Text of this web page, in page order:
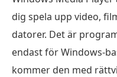
dig spela upp video,
datorer. Det är
endast för Windows-
kommer den med